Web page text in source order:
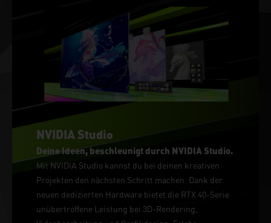
NVIDIA Studio
Deine Ideen, beschleunigt durch NVIDIA Studio.
Mit NVIDIA Studio kannst du bei deinen kreativen
Projekten den nächsten Schritt machen. Dank der
neuen dedizierten Hardware bietet die RTX 40-Serie
unübertroffene Leistung bei 3D-Rendering,